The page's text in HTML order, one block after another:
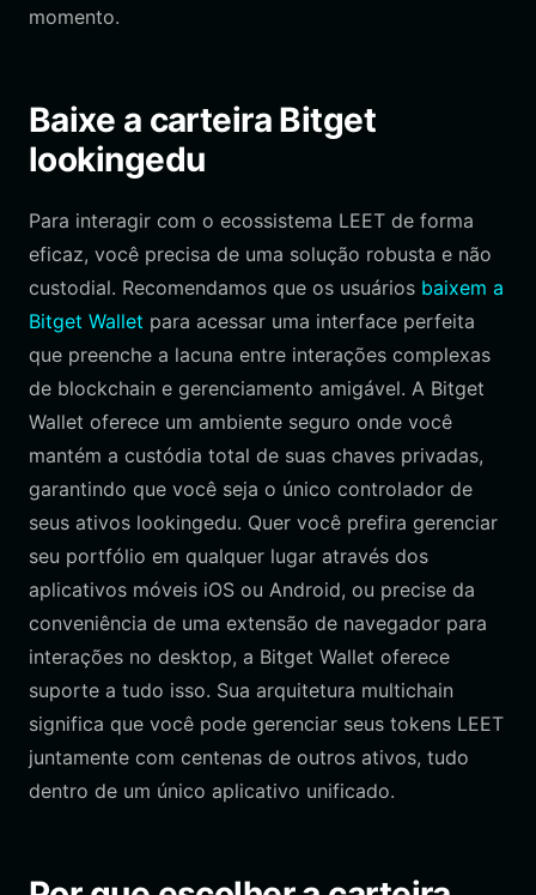
momento.
Baixe a carteira Bitget
lookingedu
Para interagir com o ecossistema LEET de forma
eficaz, você precisa de uma solução robusta e não
custodial. Recomendamos que os usuários baixem a
Bitget Wallet para acessar uma interface perfeita
que preenche a lacuna entre interações complexas
de blockchain e gerenciamento amigável. A Bitget
Wallet oferece um ambiente seguro onde você
mantém a custódia total de suas chaves privadas,
garantindo que você seja o único controlador de
seus ativos lookingedu. Quer você prefira gerenciar
seu portfólio em qualquer lugar através dos
aplicativos móveis iOS ou Android, ou precise da
conveniência de uma extensão de navegador para
interações no desktop, a Bitget Wallet oferece
suporte a tudo isso. Sua arquitetura multichain
significa que você pode gerenciar seus tokens LEET
juntamente com centenas de outros ativos, tudo
dentro de um único aplicativo unificado.